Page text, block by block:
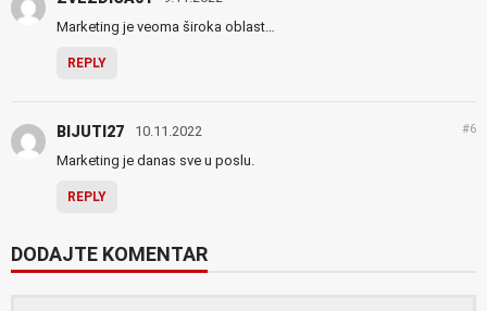
Marketing je veoma široka oblast…
REPLY
BIJUTI27 10.11.2022 #6
Marketing je danas sve u poslu.
REPLY
DODAJTE KOMENTAR